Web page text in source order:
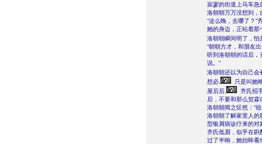
寂寥的街道上马车急
洛朝朝万万没想到，
“这么晚，去哪了？”
她的身边，正站着那
洛朝朝瞬间明了，怕
“朝朝方才，和朋友
听到洛朝朝的话后，
说。”
洛朝朝还以为自己会
想必,
只是叫她
屋后后,
齐氏招
后，不要和那么贺霖
洛朝朝闻之怔然：“
洛朝朝了解家里人的
型银屑病诊疗来的对
齐氏低眉，似乎在斟
过了半晌，她抬眸看